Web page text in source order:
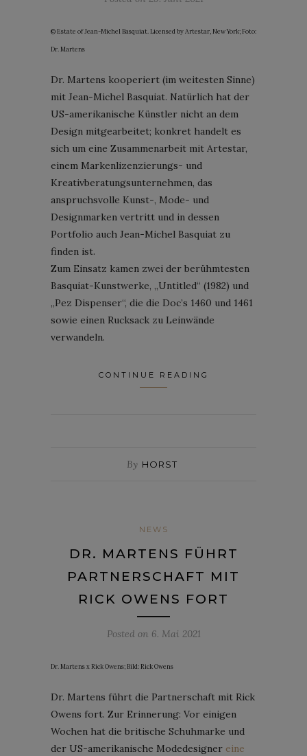
© Estate of Jean-Michel Basquiat. Licensed by Artestar, New York; Foto:
Dr. Martens
Dr. Martens kooperiert (im weitesten Sinne)
mit Jean-Michel Basquiat. Natürlich hat der
US-amerikanische Künstler nicht an dem
Design mitgearbeitet; konkret handelt es
sich um eine Zusammenarbeit mit Artestar,
einem Markenlizenzierungs- und
Kreativberatungsunternehmen, das
anspruchsvolle Kunst-, Mode- und
Designmarken vertritt und in dessen
Portfolio auch Jean-Michel Basquiat zu
finden ist.
Zum Einsatz kamen zwei der berühmtesten
Basquiat-Kunstwerke, „Untitled“ (1982) und
„Pez Dispenser“, die die Doc’s 1460 und 1461
sowie einen Rucksack zu Leinwände
verwandeln.
CONTINUE READING
By HORST
NEWS
DR. MARTENS FÜHRT
PARTNERSCHAFT MIT
RICK OWENS FORT
Posted on 6. Mai 2021
Dr. Martens x Rick Owens; Bild: Rick Owens
Dr. Martens führt die Partnerschaft mit Rick
Owens fort. Zur Erinnerung: Vor einigen
Wochen hat die britische Schuhmarke und
der US-amerikanische Modedesigner eine